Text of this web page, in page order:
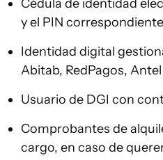
Cédula de identidad
y el PIN
Identidad digital
Abitab, RedPagos,
Usuario de DGI con
Comprobantes de
cargo, en caso de